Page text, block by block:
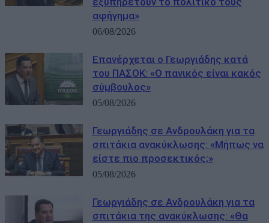
αφήγημα»
06/08/2026
Επανέρχεται ο Γεωργιάδης κατά
του ΠΑΣΟΚ: «Ο πανικός είναι κακός
σύμβουλος»
05/08/2026
Γεωργιάδης σε Ανδρουλάκη για τα
σπιτάκια ανακύκλωσης: «Μήπως να
είστε πιο προσεκτικός;»
05/08/2026
Γεωργιάδης σε Ανδρουλάκη για τα
σπιτάκια της ανακύκλωσης: «Θα